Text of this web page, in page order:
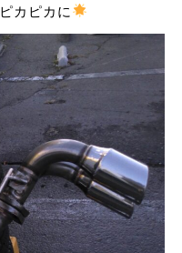
ピカピカに